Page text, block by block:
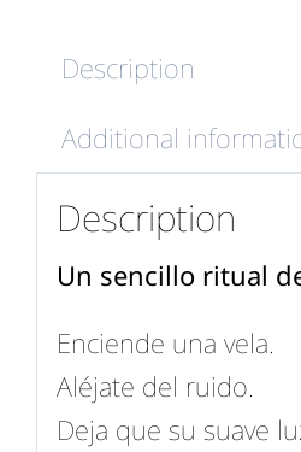
Description
Additional
Description
Un sencillo ritual
Enciende una vela.
Aléjate del ruido.
Deja que su suave